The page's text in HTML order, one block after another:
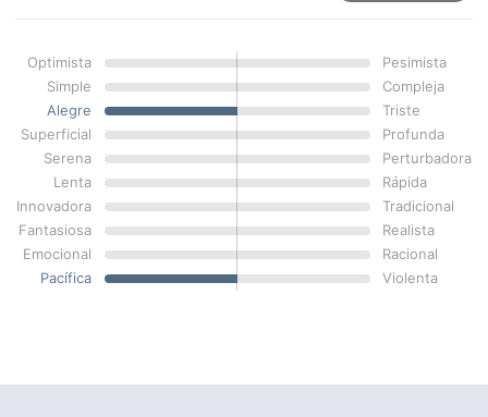
Optimista
Pesimista
Simple
Compleja
Alegre
Triste
Superficial
Profunda
Serena
Perturbadora
Lenta
Rápida
Innovadora
Tradicional
Fantasiosa
Realista
Emocional
Racional
Pacífica
Violenta